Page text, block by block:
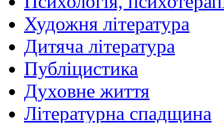
Художня література
Дитяча література
Публіцистика
Духовне життя
Літературна спадщина